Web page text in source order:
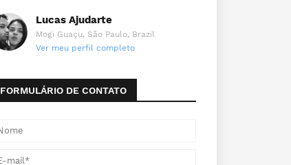
Lucas Ajudarte
Mogi Guaçu, São Paulo, Brazil
Ver meu perfil completo
FORMULÁRIO DE CONTATO